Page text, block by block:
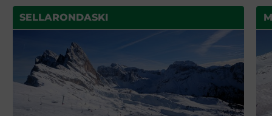
SELLARONDASKI